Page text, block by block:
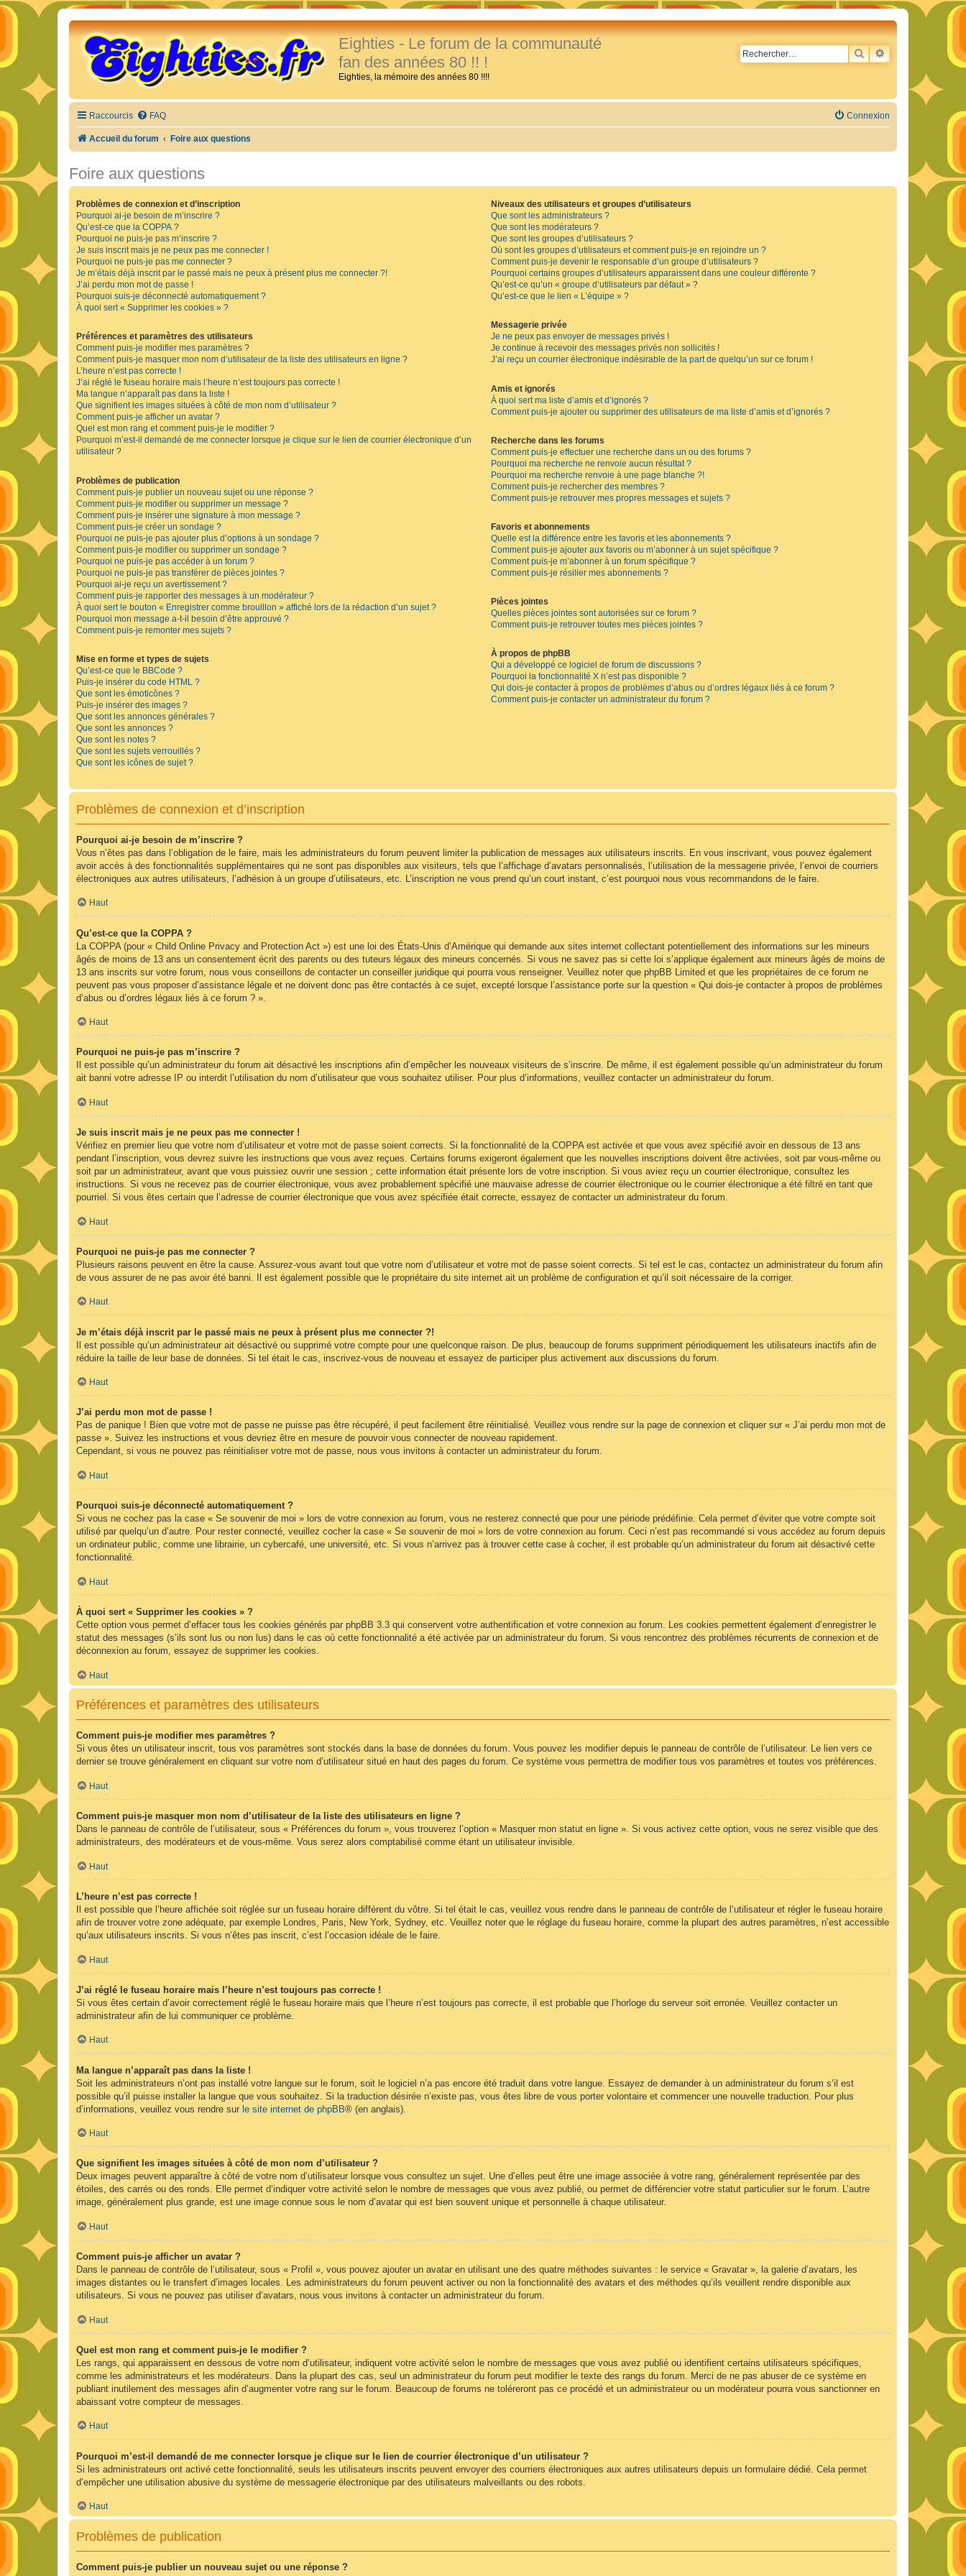
Eighties - Le forum de la communauté
fan des années 80 !! !
Eighties, la mémoire des années 80 !!!!
RECHERCHER
RECHERCHE
Raccourcis FAQ Connexion
Accueil du forum Foire aux questions
Foire aux questions
Problèmes de connexion et d’inscription
Pourquoi ai-je besoin de m’inscrire ?
Qu’est-ce que la COPPA ?
Pourquoi ne puis-je pas m’inscrire ?
Je suis inscrit mais je ne peux pas me connecter !
Pourquoi ne puis-je pas me connecter ?
Je m’étais déjà inscrit par le passé mais ne peux à présent plus me connecter ?!
J’ai perdu mon mot de passe !
Pourquoi suis-je déconnecté automatiquement ?
À quoi sert « Supprimer les cookies » ?
Préférences et paramètres des utilisateurs
Comment puis-je modifier mes paramètres ?
Comment puis-je masquer mon nom d’utilisateur de la liste des utilisateurs en ligne ?
L’heure n’est pas correcte !
J’ai réglé le fuseau horaire mais l’heure n’est toujours pas correcte !
Ma langue n’apparaît pas dans la liste !
Que signifient les images situées à côté de mon nom d’utilisateur ?
Comment puis-je afficher un avatar ?
Quel est mon rang et comment puis-je le modifier ?
Pourquoi m’est-il demandé de me connecter lorsque je clique sur le lien de courrier électronique d’un
utilisateur ?
Problèmes de publication
Comment puis-je publier un nouveau sujet ou une réponse ?
Comment puis-je modifier ou supprimer un message ?
Comment puis-je insérer une signature à mon message ?
Comment puis-je créer un sondage ?
Pourquoi ne puis-je pas ajouter plus d’options à un sondage ?
Comment puis-je modifier ou supprimer un sondage ?
Pourquoi ne puis-je pas accéder à un forum ?
Pourquoi ne puis-je pas transférer de pièces jointes ?
Pourquoi ai-je reçu un avertissement ?
Comment puis-je rapporter des messages à un modérateur ?
À quoi sert le bouton « Enregistrer comme brouillon » affiché lors de la rédaction d’un sujet ?
Pourquoi mon message a-t-il besoin d’être approuvé ?
Comment puis-je remonter mes sujets ?
Mise en forme et types de sujets
Qu’est-ce que le BBCode ?
Puis-je insérer du code HTML ?
Que sont les émoticônes ?
Puis-je insérer des images ?
Que sont les annonces générales ?
Que sont les annonces ?
Que sont les notes ?
Que sont les sujets verrouillés ?
Que sont les icônes de sujet ?
Niveaux des utilisateurs et groupes d’utilisateurs
Que sont les administrateurs ?
Que sont les modérateurs ?
Que sont les groupes d’utilisateurs ?
Où sont les groupes d’utilisateurs et comment puis-je en rejoindre un ?
Comment puis-je devenir le responsable d’un groupe d’utilisateurs ?
Pourquoi certains groupes d’utilisateurs apparaissent dans une couleur différente ?
Qu’est-ce qu’un « groupe d’utilisateurs par défaut » ?
Qu’est-ce que le lien « L’équipe » ?
Messagerie privée
Je ne peux pas envoyer de messages privés !
Je continue à recevoir des messages privés non sollicités !
J’ai reçu un courrier électronique indésirable de la part de quelqu’un sur ce forum !
Amis et ignorés
À quoi sert ma liste d’amis et d’ignorés ?
Comment puis-je ajouter ou supprimer des utilisateurs de ma liste d’amis et d’ignorés ?
Recherche dans les forums
Comment puis-je effectuer une recherche dans un ou des forums ?
Pourquoi ma recherche ne renvoie aucun résultat ?
Pourquoi ma recherche renvoie à une page blanche ?!
Comment puis-je rechercher des membres ?
Comment puis-je retrouver mes propres messages et sujets ?
Favoris et abonnements
Quelle est la différence entre les favoris et les abonnements ?
Comment puis-je ajouter aux favoris ou m’abonner à un sujet spécifique ?
Comment puis-je m’abonner à un forum spécifique ?
Comment puis-je résilier mes abonnements ?
Pièces jointes
Quelles pièces jointes sont autorisées sur ce forum ?
Comment puis-je retrouver toutes mes pièces jointes ?
À propos de phpBB
Qui a développé ce logiciel de forum de discussions ?
Pourquoi la fonctionnalité X n’est pas disponible ?
Qui dois-je contacter à propos de problèmes d’abus ou d’ordres légaux liés à ce forum ?
Comment puis-je contacter un administrateur du forum ?
Problèmes de connexion et d’inscription
Pourquoi ai-je besoin de m’inscrire ?
Vous n’êtes pas dans l’obligation de le faire, mais les administrateurs du forum peuvent limiter la publication de messages aux utilisateurs inscrits. En vous inscrivant, vous pouvez également
avoir accès à des fonctionnalités supplémentaires qui ne sont pas disponibles aux visiteurs, tels que l’affichage d’avatars personnalisés, l’utilisation de la messagerie privée, l’envoi de courriers
électroniques aux autres utilisateurs, l’adhésion à un groupe d’utilisateurs, etc. L’inscription ne vous prend qu’un court instant, c’est pourquoi nous vous recommandons de le faire.
Haut
Qu’est-ce que la COPPA ?
La COPPA (pour « Child Online Privacy and Protection Act ») est une loi des États-Unis d’Amérique qui demande aux sites internet collectant potentiellement des informations sur les mineurs
âgés de moins de 13 ans un consentement écrit des parents ou des tuteurs légaux des mineurs concernés. Si vous ne savez pas si cette loi s’applique également aux mineurs âgés de moins de
13 ans inscrits sur votre forum, nous vous conseillons de contacter un conseiller juridique qui pourra vous renseigner. Veuillez noter que phpBB Limited et que les propriétaires de ce forum ne
peuvent pas vous proposer d’assistance légale et ne doivent donc pas être contactés à ce sujet, excepté lorsque l’assistance porte sur la question « Qui dois-je contacter à propos de problèmes
d’abus ou d’ordres légaux liés à ce forum ? ».
Haut
Pourquoi ne puis-je pas m’inscrire ?
Il est possible qu’un administrateur du forum ait désactivé les inscriptions afin d’empêcher les nouveaux visiteurs de s’inscrire. De même, il est également possible qu’un administrateur du forum
ait banni votre adresse IP ou interdit l’utilisation du nom d’utilisateur que vous souhaitez utiliser. Pour plus d’informations, veuillez contacter un administrateur du forum.
Haut
Je suis inscrit mais je ne peux pas me connecter !
Vérifiez en premier lieu que votre nom d’utilisateur et votre mot de passe soient corrects. Si la fonctionnalité de la COPPA est activée et que vous avez spécifié avoir en dessous de 13 ans
pendant l’inscription, vous devrez suivre les instructions que vous avez reçues. Certains forums exigeront également que les nouvelles inscriptions doivent être activées, soit par vous-même ou
soit par un administrateur, avant que vous puissiez ouvrir une session ; cette information était présente lors de votre inscription. Si vous aviez reçu un courrier électronique, consultez les
instructions. Si vous ne recevez pas de courrier électronique, vous avez probablement spécifié une mauvaise adresse de courrier électronique ou le courrier électronique a été filtré en tant que
pourriel. Si vous êtes certain que l’adresse de courrier électronique que vous avez spécifiée était correcte, essayez de contacter un administrateur du forum.
Haut
Pourquoi ne puis-je pas me connecter ?
Plusieurs raisons peuvent en être la cause. Assurez-vous avant tout que votre nom d’utilisateur et votre mot de passe soient corrects. Si tel est le cas, contactez un administrateur du forum afin
de vous assurer de ne pas avoir été banni. Il est également possible que le propriétaire du site internet ait un problème de configuration et qu’il soit nécessaire de la corriger.
Haut
Je m’étais déjà inscrit par le passé mais ne peux à présent plus me connecter ?!
Il est possible qu’un administrateur ait désactivé ou supprimé votre compte pour une quelconque raison. De plus, beaucoup de forums suppriment périodiquement les utilisateurs inactifs afin de
réduire la taille de leur base de données. Si tel était le cas, inscrivez-vous de nouveau et essayez de participer plus activement aux discussions du forum.
Haut
J’ai perdu mon mot de passe !
Pas de panique ! Bien que votre mot de passe ne puisse pas être récupéré, il peut facilement être réinitialisé. Veuillez vous rendre sur la page de connexion et cliquer sur « J’ai perdu mon mot de
passe ». Suivez les instructions et vous devriez être en mesure de pouvoir vous connecter de nouveau rapidement.
Cependant, si vous ne pouvez pas réinitialiser votre mot de passe, nous vous invitons à contacter un administrateur du forum.
Haut
Pourquoi suis-je déconnecté automatiquement ?
Si vous ne cochez pas la case « Se souvenir de moi » lors de votre connexion au forum, vous ne resterez connecté que pour une période prédéfinie. Cela permet d’éviter que votre compte soit
utilisé par quelqu’un d’autre. Pour rester connecté, veuillez cocher la case « Se souvenir de moi » lors de votre connexion au forum. Ceci n’est pas recommandé si vous accédez au forum depuis
un ordinateur public, comme une librairie, un cybercafé, une université, etc. Si vous n’arrivez pas à trouver cette case à cocher, il est probable qu’un administrateur du forum ait désactivé cette
fonctionnalité.
Haut
À quoi sert « Supprimer les cookies » ?
Cette option vous permet d’effacer tous les cookies générés par phpBB 3.3 qui conservent votre authentification et votre connexion au forum. Les cookies permettent également d’enregistrer le
statut des messages (s’ils sont lus ou non lus) dans le cas où cette fonctionnalité a été activée par un administrateur du forum. Si vous rencontrez des problèmes récurrents de connexion et de
déconnexion au forum, essayez de supprimer les cookies.
Haut
Préférences et paramètres des utilisateurs
Comment puis-je modifier mes paramètres ?
Si vous êtes un utilisateur inscrit, tous vos paramètres sont stockés dans la base de données du forum. Vous pouvez les modifier depuis le panneau de contrôle de l’utilisateur. Le lien vers ce
dernier se trouve généralement en cliquant sur votre nom d’utilisateur situé en haut des pages du forum. Ce système vous permettra de modifier tous vos paramètres et toutes vos préférences.
Haut
Comment puis-je masquer mon nom d’utilisateur de la liste des utilisateurs en ligne ?
Dans le panneau de contrôle de l’utilisateur, sous « Préférences du forum », vous trouverez l’option « Masquer mon statut en ligne ». Si vous activez cette option, vous ne serez visible que des
administrateurs, des modérateurs et de vous-même. Vous serez alors comptabilisé comme étant un utilisateur invisible.
Haut
L’heure n’est pas correcte !
Il est possible que l’heure affichée soit réglée sur un fuseau horaire différent du vôtre. Si tel était le cas, veuillez vous rendre dans le panneau de contrôle de l’utilisateur et régler le fuseau horaire
afin de trouver votre zone adéquate, par exemple Londres, Paris, New York, Sydney, etc. Veuillez noter que le réglage du fuseau horaire, comme la plupart des autres paramètres, n’est accessible
qu’aux utilisateurs inscrits. Si vous n’êtes pas inscrit, c’est l’occasion idéale de le faire.
Haut
J’ai réglé le fuseau horaire mais l’heure n’est toujours pas correcte !
Si vous êtes certain d’avoir correctement réglé le fuseau horaire mais que l’heure n’est toujours pas correcte, il est probable que l’horloge du serveur soit erronée. Veuillez contacter un
administrateur afin de lui communiquer ce problème.
Haut
Ma langue n’apparaît pas dans la liste !
Soit les administrateurs n’ont pas installé votre langue sur le forum, soit le logiciel n’a pas encore été traduit dans votre langue. Essayez de demander à un administrateur du forum s’il est
possible qu’il puisse installer la langue que vous souhaitez. Si la traduction désirée n’existe pas, vous êtes libre de vous porter volontaire et commencer une nouvelle traduction. Pour plus
d’informations, veuillez vous rendre sur le site internet de phpBB® (en anglais).
Haut
Que signifient les images situées à côté de mon nom d’utilisateur ?
Deux images peuvent apparaître à côté de votre nom d’utilisateur lorsque vous consultez un sujet. Une d’elles peut être une image associée à votre rang, généralement représentée par des
étoiles, des carrés ou des ronds. Elle permet d’indiquer votre activité selon le nombre de messages que vous avez publié, ou permet de différencier votre statut particulier sur le forum. L’autre
image, généralement plus grande, est une image connue sous le nom d’avatar qui est bien souvent unique et personnelle à chaque utilisateur.
Haut
Comment puis-je afficher un avatar ?
Dans le panneau de contrôle de l’utilisateur, sous « Profil », vous pouvez ajouter un avatar en utilisant une des quatre méthodes suivantes : le service « Gravatar », la galerie d’avatars, les
images distantes ou le transfert d’images locales. Les administrateurs du forum peuvent activer ou non la fonctionnalité des avatars et des méthodes qu’ils veuillent rendre disponible aux
utilisateurs. Si vous ne pouvez pas utiliser d’avatars, nous vous invitons à contacter un administrateur du forum.
Haut
Quel est mon rang et comment puis-je le modifier ?
Les rangs, qui apparaissent en dessous de votre nom d’utilisateur, indiquent votre activité selon le nombre de messages que vous avez publié ou identifient certains utilisateurs spécifiques,
comme les administrateurs et les modérateurs. Dans la plupart des cas, seul un administrateur du forum peut modifier le texte des rangs du forum. Merci de ne pas abuser de ce système en
publiant inutilement des messages afin d’augmenter votre rang sur le forum. Beaucoup de forums ne toléreront pas ce procédé et un administrateur ou un modérateur pourra vous sanctionner en
abaissant votre compteur de messages.
Haut
Pourquoi m’est-il demandé de me connecter lorsque je clique sur le lien de courrier électronique d’un utilisateur ?
Si les administrateurs ont activé cette fonctionnalité, seuls les utilisateurs inscrits peuvent envoyer des courriers électroniques aux autres utilisateurs depuis un formulaire dédié. Cela permet
d’empêcher une utilisation abusive du système de messagerie électronique par des utilisateurs malveillants ou des robots.
Haut
Problèmes de publication
Comment puis-je publier un nouveau sujet ou une réponse ?